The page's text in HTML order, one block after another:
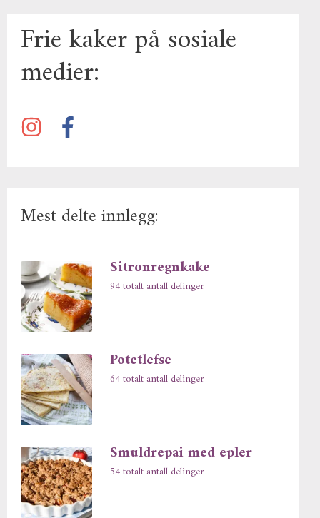
Frie kaker på sosiale
medier:
Mest delte innlegg:
Sitronregnkake
94 totalt antall delinger
Potetlefse
64 totalt antall delinger
Smuldrepai med epler
54 totalt antall delinger